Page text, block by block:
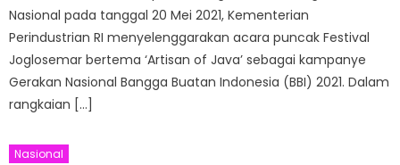
Nasional pada tanggal 20 Mei 2021, Kementerian
Perindustrian RI menyelenggarakan acara puncak Festival
Joglosemar bertema ‘Artisan of Java’ sebagai kampanye
Gerakan Nasional Bangga Buatan Indonesia (BBI) 2021. Dalam
rangkaian […]
Nasional